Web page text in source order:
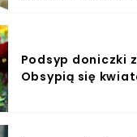
Podsyp doniczki
Obsypią się